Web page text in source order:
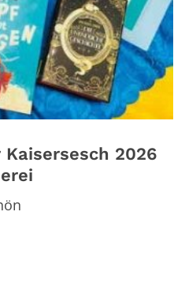
2026